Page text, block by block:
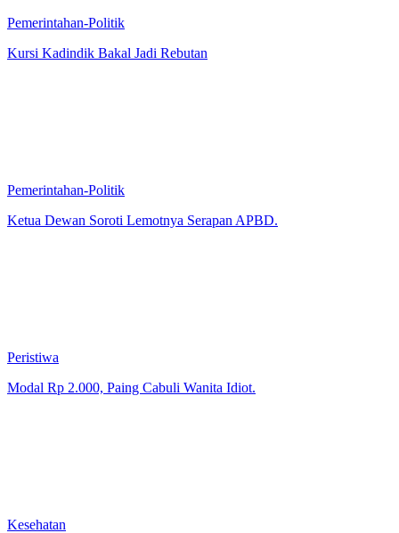
Pemerintahan-Politik
Kursi Kadindik Bakal Jadi Rebutan
Pemerintahan-Politik
Ketua Dewan Soroti Lemotnya Serapan APBD.
Peristiwa
Modal Rp 2.000, Paing Cabuli Wanita Idiot.
Kesehatan